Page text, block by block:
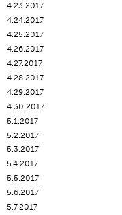
4.23.2017
4.24.2017
4.25.2017
4.26.2017
4.27.2017
4.28.2017
4.29.2017
4.30.2017
5.1.2017
5.2.2017
5.3.2017
5.4.2017
5.5.2017
5.6.2017
5.7.2017